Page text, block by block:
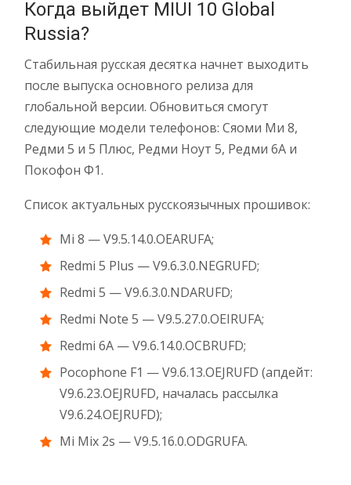
Когда выйдет MIUI 10 Global
Russia?
Стабильная русская десятка начнет выходить
после выпуска основного релиза для
глобальной версии. Обновиться смогут
следующие модели телефонов: Сяоми Ми 8,
Редми 5 и 5 Плюс, Редми Ноут 5, Редми 6А и
Покофон Ф1.
Список актуальных русскоязычных прошивок:
Mi 8 — V9.5.14.0.OEARUFA;
Redmi 5 Plus — V9.6.3.0.NEGRUFD;
Redmi 5 — V9.6.3.0.NDARUFD;
Redmi Note 5 — V9.5.27.0.OEIRUFA;
Redmi 6A — V9.6.14.0.OCBRUFD;
Pocophone F1 — V9.6.13.OEJRUFD (апдейт:
V9.6.23.OEJRUFD, началась рассылка
V9.6.24.OEJRUFD);
Mi Mix 2s — V9.5.16.0.ODGRUFA.